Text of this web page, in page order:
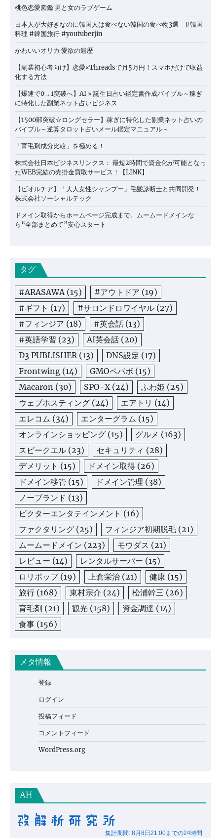
桃色恋愛図鑑 男と女のラブゲーム
日本人が大好きなのに韓国人は食べない韓国の食べ物3選 #韓国
料理 #韓国旅行 #youtuberjin
かわいいオリカ 愛欲の遍歴
【副業初心者向け】恋愛×Threadsで月5万円！スマホだけで収益
化する方法
【爆速で0→1突破へ】AI × 誕生日占い鑑定書作成バイブル～稼ぎ
に特化した副業ネット占いビジネス
【1500部突破☆ロングセラー】稼ぎに特化した副業ネット占いの
バイブル～逆算タロット占いメール鑑定マニュアル～
「育毛剤成分比較」を極める！
株式会社日本ビジネスリンクス： 最短2時間で資金化が可能となっ
たWEB完結の売掛金買取サービス！【LINK】
【ビオルチア】「大人女性シャンプー」毛髪診断士と共同開発！
株式会社ソーシャルテック
ドメイン取得からホームページ完成まで。ムームードメインな
ら“全部まとめて”安心スタート
タグ
#ARASAWA(15) #アウトドア (19)
#ギフト (17) #サロンドロワイヤル (27)
#フィンジア (18) #英会話 (13)
#英語学習 (23) AI英会話 (20)
D3 PUBLISHER(13) DNS設定 (17)
Frontwing (14) GMOペパボ (15)
Macaron (30) SPO-X(24) ふわ姫 (25)
ウェブホスティング (24) エアトリ (14)
エレコム (34) エンターグラム (15)
オンラインショッピング (15) グルメ (163)
スピークエル (23) セキュリティ (28)
デメリット (15) ドメイン取得 (26)
ドメイン移管 (15) ドメイン管理 (38)
ノーブランド (13)
ビクターエンタテインメント (16)
ファクタリング (25) フィンジア初期脱毛 (21)
ムームードメイン (223) モウダス (21)
レビュー (14) レンタルサーバー (15)
ロリポップ(19) 上倉栄治 (21) 健康 (15)
旅行 (168) 東村宗介 (24) 松浦幹三 (26)
育毛剤 (21) 観光 (158) 資金調達 (14)
食事 (156)
メタ情報
登録
ログイン
投稿フィード
コメントフィード
WordPress.org
AH